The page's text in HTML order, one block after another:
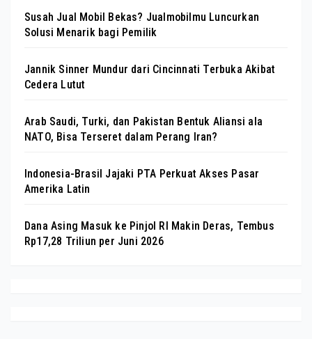
Susah Jual Mobil Bekas? Jualmobilmu Luncurkan
Solusi Menarik bagi Pemilik
Jannik Sinner Mundur dari Cincinnati Terbuka Akibat
Cedera Lutut
Arab Saudi, Turki, dan Pakistan Bentuk Aliansi ala
NATO, Bisa Terseret dalam Perang Iran?
Indonesia-Brasil Jajaki PTA Perkuat Akses Pasar
Amerika Latin
Dana Asing Masuk ke Pinjol RI Makin Deras, Tembus
Rp17,28 Triliun per Juni 2026